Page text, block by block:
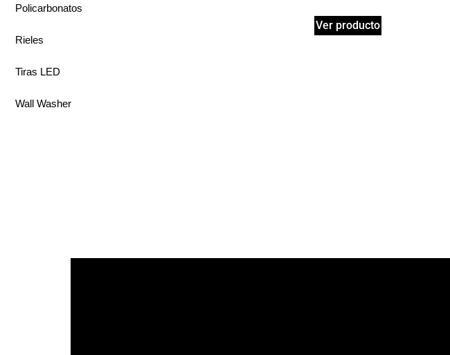
Policarbonatos
Rieles
Tiras LED
Wall Washer
Ver producto